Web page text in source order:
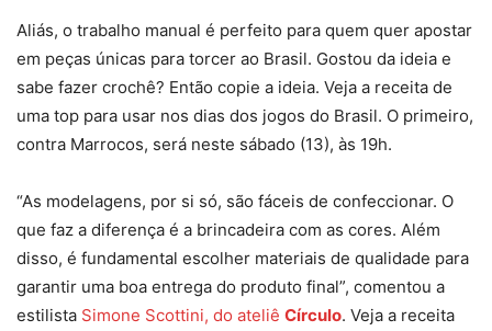
Aliás, o trabalho manual é perfeito para quem quer apostar
em peças únicas para torcer ao Brasil. Gostou da ideia e
sabe fazer crochê? Então copie a ideia. Veja a receita de
uma top para usar nos dias dos jogos do Brasil. O primeiro,
contra Marrocos, será neste sábado (13), às 19h.
“As modelagens, por si só, são fáceis de confeccionar. O
que faz a diferença é a brincadeira com as cores. Além
disso, é fundamental escolher materiais de qualidade para
garantir uma boa entrega do produto final”, comentou a
estilista Simone Scottini, do ateliê Círculo. Veja a receita